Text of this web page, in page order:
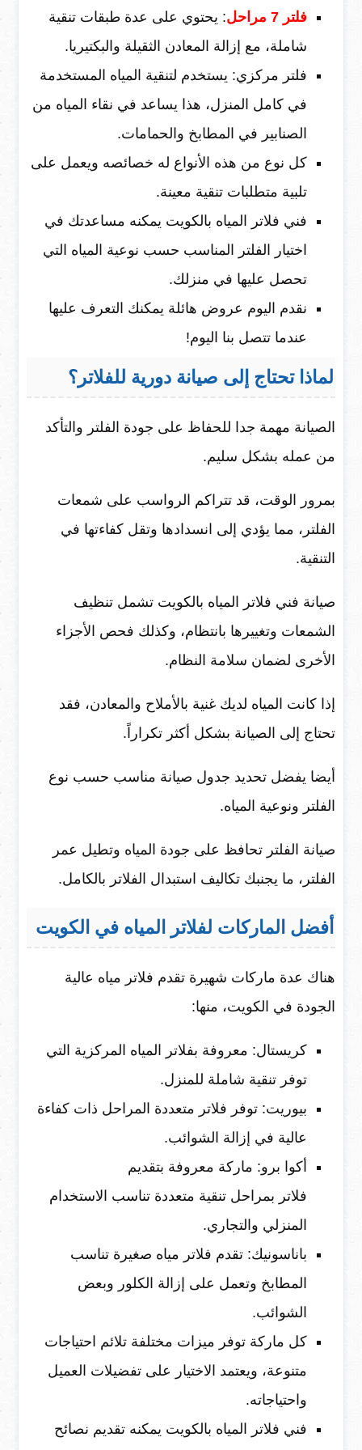
فلتر 7 مراحل
: يحتوي على عدة طبقات تنقية
شاملة، مع إزالة المعادن الثقيلة والبكتيريا.
فلتر مركزي: يستخدم لتنقية المياه المستخدمة
في كامل المنزل، هذا يساعد في نقاء المياه من
الصنابير في المطابخ والحمامات.
كل نوع من هذه الأنواع له خصائصه ويعمل على
تلبية متطلبات تنقية معينة.
فني فلاتر المياه بالكويت يمكنه مساعدتك في
اختيار الفلتر المناسب حسب نوعية المياه التي
تحصل عليها في منزلك.
نقدم اليوم عروض هائلة يمكنك التعرف عليها
عندما تتصل بنا اليوم!
لماذا تحتاج إلى صيانة دورية للفلاتر؟
الصيانة مهمة جدا للحفاظ على جودة الفلتر والتأكد
من عمله بشكل سليم.
بمرور الوقت، قد تتراكم الرواسب على شمعات
الفلتر، مما يؤدي إلى انسدادها وتقل كفاءتها في
التنقية.
صيانة فني فلاتر المياه بالكويت تشمل تنظيف
الشمعات وتغييرها بانتظام، وكذلك فحص الأجزاء
الأخرى لضمان سلامة النظام.
إذا كانت المياه لديك غنية بالأملاح والمعادن، فقد
تحتاج إلى الصيانة بشكل أكثر تكراراً.
أيضا يفضل تحديد جدول صيانة مناسب حسب نوع
الفلتر ونوعية المياه.
صيانة الفلتر تحافظ على جودة المياه وتطيل عمر
الفلتر، ما يجنبك تكاليف استبدال الفلاتر بالكامل.
أفضل الماركات لفلاتر المياه في الكويت
هناك عدة ماركات شهيرة تقدم فلاتر مياه عالية
الجودة في الكويت، منها:
كريستال: معروفة بفلاتر المياه المركزية التي
توفر تنقية شاملة للمنزل.
بيوريت: توفر فلاتر متعددة المراحل ذات كفاءة
عالية في إزالة الشوائب.
أكوا برو: ماركة معروفة بتقديم
فلاتر بمراحل تنقية متعددة تناسب الاستخدام
المنزلي والتجاري.
باناسونيك: تقدم فلاتر مياه صغيرة تناسب
المطابخ وتعمل على إزالة الكلور وبعض
الشوائب.
كل ماركة توفر ميزات مختلفة تلائم احتياجات
متنوعة، ويعتمد الاختيار على تفضيلات العميل
واحتياجاته.
فني فلاتر المياه بالكويت يمكنه تقديم نصائح